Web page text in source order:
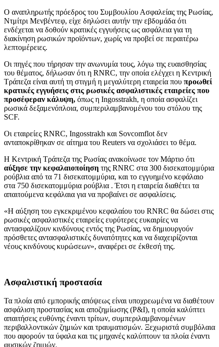
Ο αναπληρωτής πρόεδρος του Συμβουλίου Ασφαλείας της Ρωσίας,
Ντμίτρι Μενβέντεφ, είχε δηλώσει αυτήν την εβδομάδα ότι
ενδέχεται να δοθούν κρατικές εγγυήσεις ως ασφάλεια για τη
διακίνηση ρωσικών προϊόντων, χωρίς να προβεί σε περαιτέρω
λεπτομέρειες.
Οι πηγές που τήρησαν την ανωνυμία τους, λόγω της ευαισθησίας
του θέματος, δήλωσαν ότι η RNRC, την οποία ελέγχει η Κεντρική
Τράπεζα είναι αυτή τη στιγμή η μεγαλύτερη εταιρεία που προωθεί
κρατικές εγγυήσεις στις ρωσικές ασφαλιστικές εταιρείες που
προσέφεραν κάλυψη, όπως η Ingosstrakh, η οποία ασφαλίζει
ρωσικά δεξαμενόπλοια, συμπεριλαμβανομένου του στόλου της
SCF.
Οι εταιρείες RNRC, Ingosstrakh και Sovcomflot δεν
ανταποκρίθηκαν σε αίτημα του Reuters να σχολιάσει το θέμα.
Η Κεντρική Τράπεζα της Ρωσίας ανακοίνωσε τον Μάρτιο ότι
αύξησε την κεφαλαιοποίηση της RNRC στα 300 δισεκατομμύρια
ρούβλια από τα 71 δισεκατομμύρια, και το εγγυημένο κεφάλαιο
στα 750 δισεκατομμύρια ρούβλια . Έτσι η εταιρεία διαθέτει τα
απαιτούμενα κεφάλαια για να προβαίνει σε ασφαλίσεις.
«Η αύξηση του εγκεκριμένου κεφαλαίου του RNRC θα δώσει στις
ρωσικές ασφαλιστικές εταιρείες ευρύτερες ευκαιρίες να
αντασφαλίζουν κινδύνους εντός της Ρωσίας, να δημιουργούν
πρόσθετες αντασφαλιστικές δυνατότητες και να διαχειρίζονται
νέους κινδύνους κυρώσεων», αναφέρει σε έκθεσή της.
Ασφαλιστική προστασία
Τα πλοία από εμπορικής απόψεως είναι υποχρεωμένα να διαθέτουν
ασφάλιση προστασίας και αποζημίωσης (P&I), η οποία καλύπτει
απαιτήσεις ευθύνης έναντι τρίτων, συμπεριλαμβανομένων
περιβαλλοντικών ζημιών και τραυματισμών. Ξεχωριστά συμβόλαια
που αφορούν τα ύφαλα και τις μηχανές καλύπτουν τα πλοία έναντι
φυσικών ζημιών.